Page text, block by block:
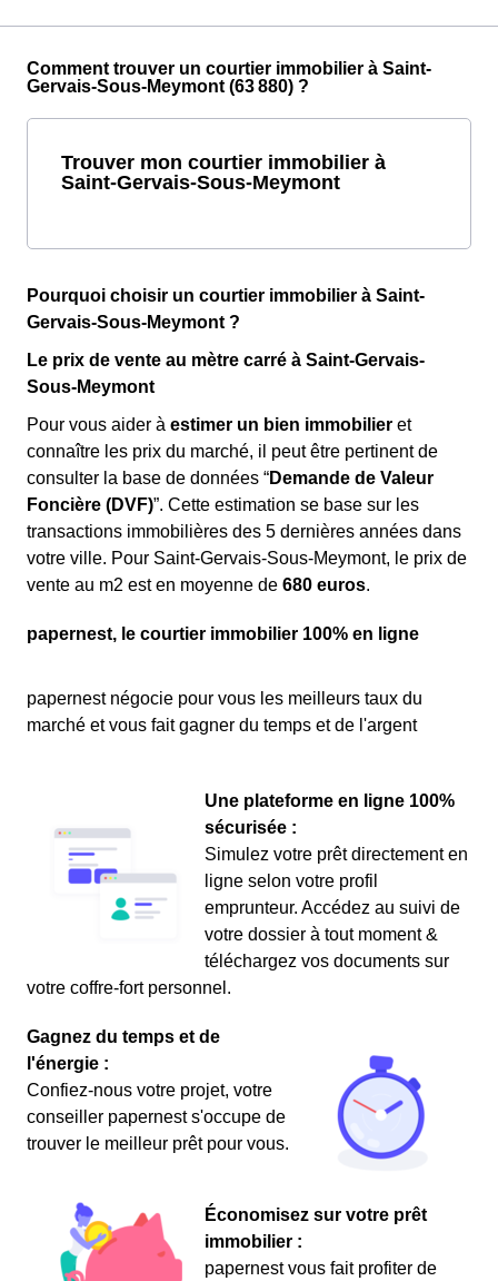
Comment trouver un courtier immobilier à Saint-
Gervais-Sous-Meymont (63 880) ?
Trouver mon courtier immobilier à
Saint-Gervais-Sous-Meymont
Pourquoi choisir un courtier immobilier à Saint-
Gervais-Sous-Meymont ?
Le prix de vente au mètre carré à Saint-Gervais-
Sous-Meymont
Pour vous aider à estimer un bien immobilier et
connaître les prix du marché, il peut être pertinent de
consulter la base de données “Demande de Valeur
Foncière (DVF)”. Cette estimation se base sur les
transactions immobilières des 5 dernières années dans
votre ville. Pour Saint-Gervais-Sous-Meymont, le prix de
vente au m2 est en moyenne de 680 euros.
papernest, le courtier immobilier 100% en ligne
papernest négocie pour vous les meilleurs taux du
marché et vous fait gagner du temps et de l'argent
Une plateforme en ligne 100%
sécurisée :
Simulez votre prêt directement en
ligne selon votre profil
emprunteur. Accédez au suivi de
votre dossier à tout moment &
téléchargez vos documents sur
votre coffre-fort personnel.
Gagnez du temps et de
l'énergie :
Confiez-nous votre projet, votre
conseiller papernest s'occupe de
trouver le meilleur prêt pour vous.
Économisez sur votre prêt
immobilier :
papernest vous fait profiter de